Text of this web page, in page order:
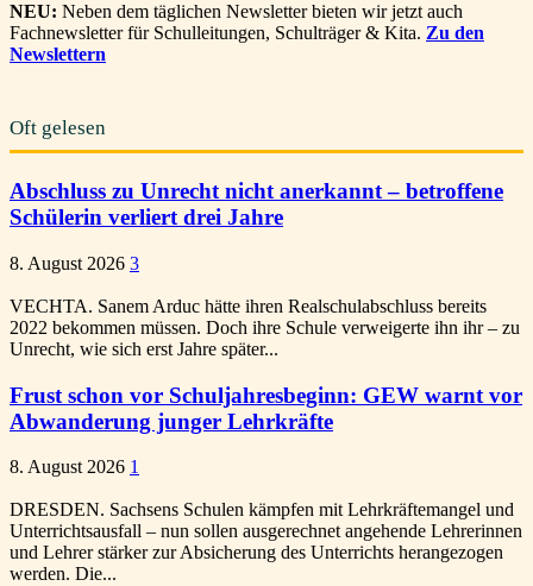
NEU: Neben dem täglichen Newsletter bieten wir jetzt auch
Fachnewsletter für Schulleitungen, Schulträger & Kita. Zu den
Newslettern
Oft gelesen
Abschluss zu Unrecht nicht anerkannt – betroffene
Schülerin verliert drei Jahre
8. August 2026 3
VECHTA. Sanem Arduc hätte ihren Realschulabschluss bereits
2022 bekommen müssen. Doch ihre Schule verweigerte ihn ihr – zu
Unrecht, wie sich erst Jahre später...
Frust schon vor Schuljahresbeginn: GEW warnt vor
Abwanderung junger Lehrkräfte
8. August 2026 1
DRESDEN. Sachsens Schulen kämpfen mit Lehrkräftemangel und
Unterrichtsausfall – nun sollen ausgerechnet angehende Lehrerinnen
und Lehrer stärker zur Absicherung des Unterrichts herangezogen
werden. Die...